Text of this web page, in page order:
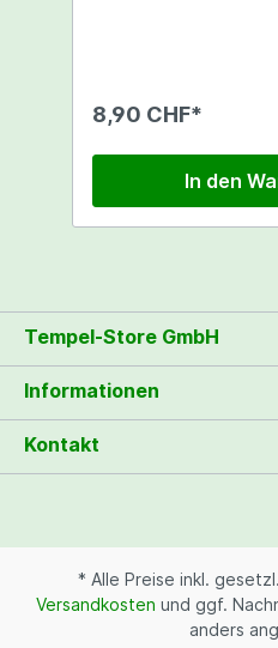
8,90 CHF*
In den
Tempel-Store GmbH
Informationen
Kontakt
* Alle Preise inkl.
Versandkosten und ggf.
anders